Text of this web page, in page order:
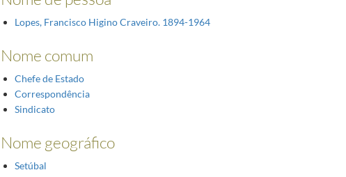
Lopes, Francisco Higino Craveiro. 1894-1964
Nome comum
Chefe de Estado
Correspondência
Sindicato
Nome geográfico
Setúbal